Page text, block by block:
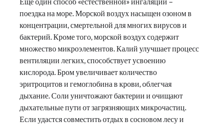
поездка на море. Морской воздух насыщен озоном в
концентрации, смертельной для многих вирусов и
бактерий. Кроме того, морской воздух содержит
множество микроэлементов. Калий улучшает процесс
вентиляции легких, способствует усвоению
кислорода. Бром увеличивает количество
эритроцитов и гемоглобина в крови, облегчая
дыхание. Соли уничтожают бактерии и очищают
дыхательные пути от загрязняющих микрочастиц.
Если удастся совместить отдых в сосновом лесу и